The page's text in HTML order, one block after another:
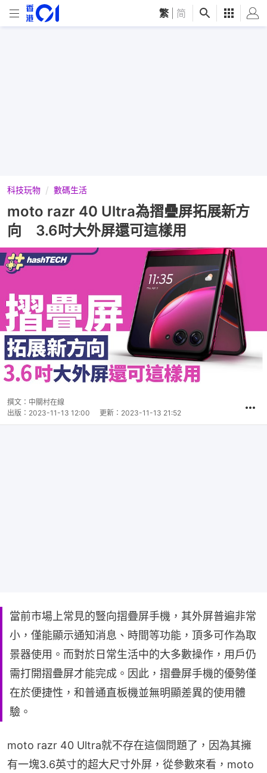
繁 简
科技玩物 數碼生活
moto razr 40 Ultra為摺疊屏拓展新方
向 3.6吋大外屏還可這樣用
撰文： 中關村在線
出版： 2023-11-13 12:00 更新： 2023-11-13 21:52
當前市場上常見的豎向摺疊屏手機，其外屏普遍非常
小，僅能顯示通知消息、時間等功能，頂多可作為取
景器使用。而對於日常生活中的大多數操作，用戶仍
需打開摺疊屏才能完成。因此，摺疊屏手機的優勢僅
在於便捷性，和普通直板機並無明顯差異的使用體
驗。
moto razr 40 Ultra就不存在這個問題了，因為其擁
有一塊3.6英寸的超大尺寸外屏，從參數來看，moto